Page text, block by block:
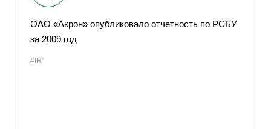
ОАО «Акрон» опубликовало отчетность по РСБУ
за 2009 год
#IR